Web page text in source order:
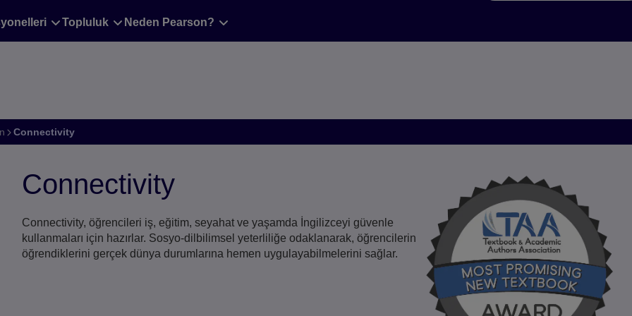
Değiştir Topluluk Neden Pearson?
Connectivity
ön kapak
Connectivity
Connectivity, öğrencileri iş, eğitim, seyahat ve yaşamda İngilizceyi güvenle
kullanmaları için hazırlar. Sosyo-dilbilimsel yeterliliğe odaklanarak, öğrencilerin
öğrendiklerini gerçek dünya durumlarına hemen uygulayabilmelerini sağlar.